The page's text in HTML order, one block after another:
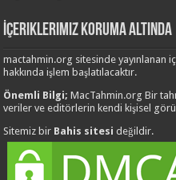
İçeriklerimiz Koruma Altında
mactahmin.org sitesinde yayınlanan
hakkında işlem başlatılacaktır.
Önemli Bilgi;MacTahmin.org Bir
veriler ve editörlerin kendi kişisel
Sitemiz bir Bahis sitesi değildir.